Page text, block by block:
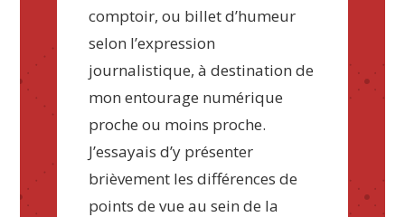
comptoir, ou billet d’humeur
selon l’expression
journalistique, à destination de
mon entourage numérique
proche ou moins proche.
J’essayais d’y présenter
brièvement les différences de
points de vue au sein de la